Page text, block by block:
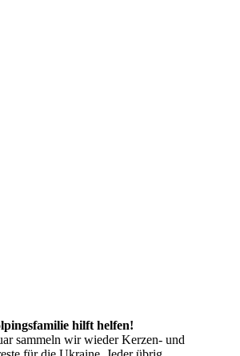
hilft helfen!
sammeln wir wieder Kerzen- und